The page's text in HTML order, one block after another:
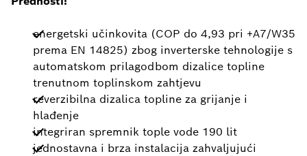
energetski učinkovita (COP do 4,93 pri +A7/W35
prema EN 14825) zbog inverterske tehnologije s
automatskom prilagodbom dizalice topline
trenutnom toplinskom zahtjevu
reverzibilna dizalica topline za grijanje i
hlađenje
integriran spremnik tople vode 190 lit
jednostavna i brza instalacija zahvaljujući